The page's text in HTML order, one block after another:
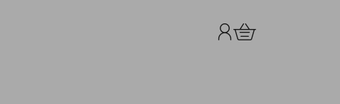
Prihlásenie
Košík